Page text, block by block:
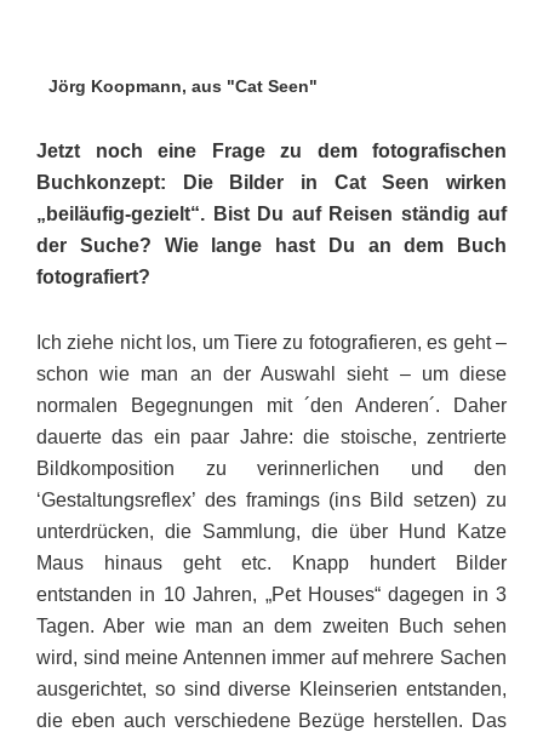
Jörg Koopmann, aus "Cat Seen"
Jetzt noch eine Frage zu dem fotografischen
Buchkonzept: Die Bilder in Cat Seen wirken
„beiläufig-gezielt“. Bist Du auf Reisen ständig auf
der Suche? Wie lange hast Du an dem Buch
fotografiert?
Ich ziehe nicht los, um Tiere zu fotografieren, es geht –
schon wie man an der Auswahl sieht – um diese
normalen Begegnungen mit ´den Anderen´. Daher
dauerte das ein paar Jahre: die stoische, zentrierte
Bildkomposition zu verinnerlichen und den
‘Gestaltungs­reflex’ des framings (ins Bild setzen) zu
unterdrücken, die Samm­lung, die über Hund Katze
Maus hinaus geht etc. Knapp hundert Bilder
entstanden in 10 Jahren, „Pet Houses“ dagegen in 3
Tagen. Aber wie man an dem zweiten Buch sehen
wird, sind meine Antennen immer auf mehrere Sachen
ausgerichtet, so sind diverse Kleinserien entstanden,
die eben auch verschiedene Bezüge herstellen. Das